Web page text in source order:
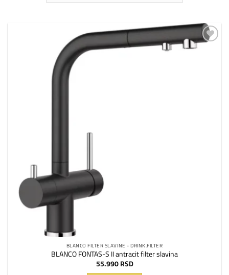
BLANCO FILTER SLAVINE - DRINK.FILTER
BLANCO FONTAS-S II antracit filter slavina
55.990 RSD